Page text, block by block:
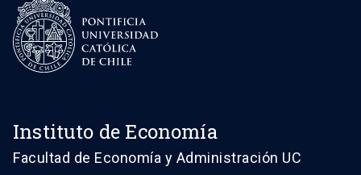
Instituto de Economía
Facultad de Economía y Administración UC